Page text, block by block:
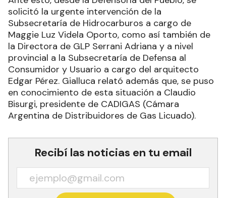
solicitó la urgente intervención de la
Subsecretaría de Hidrocarburos a cargo de
Maggie Luz Videla Oporto, como así también de
la Directora de GLP Serrani Adriana y a nivel
provincial a la Subsecretaría de Defensa al
Consumidor y Usuario a cargo del arquitecto
Edgar Pérez. Gialluca relató además que, se puso
en conocimiento de esta situación a Claudio
Bisurgi, presidente de CADIGAS (Cámara
Argentina de Distribuidores de Gas Licuado).
Recibí las noticias en tu email